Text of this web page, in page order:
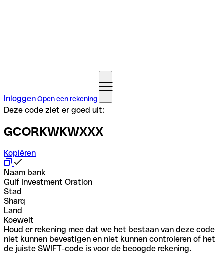
InloggenOpen een rekening
Deze code ziet er goed uit:
GCORKWKWXXX
Kopiëren
Naam bank
Gulf Investment Oration
Stad
Sharq
Land
Koeweit
Houd er rekening mee dat we het bestaan van deze code
niet kunnen bevestigen en niet kunnen controleren of het
de juiste SWIFT-code is voor de beoogde rekening.